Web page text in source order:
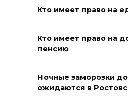
Новороссийске
В Ростовской
техногенных
возгораний
Кто имеет право на
Кто имеет право на
пенсию
Ночные заморозки
ожидаются в